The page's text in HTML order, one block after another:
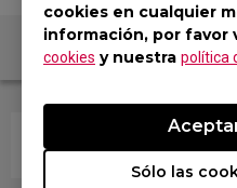
cookies en cualquier
información, por favor
cookies y nuestra política
Sólo las
¿Cómo limpiar la